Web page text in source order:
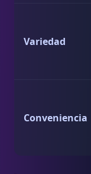
Variedad
Conveniencia